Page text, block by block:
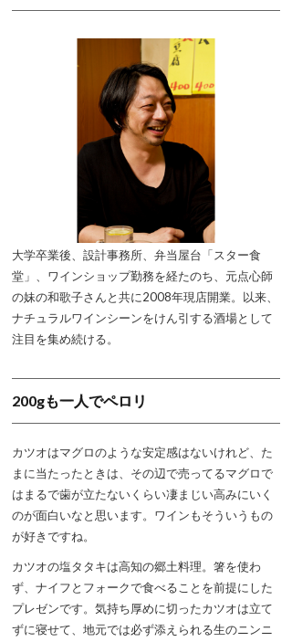
大学卒業後、設計事務所、弁当屋台「スター食
堂」、ワインショップ勤務を経たのち、元点心師
の妹の和歌子さんと共に2008年現店開業。以来、
ナチュラルワインシーンをけん引する酒場として
注目を集め続ける。
200gも一人でペロリ
カツオはマグロのような安定感はないけれど、た
まに当たったときは、その辺で売ってるマグロで
はまるで歯が立たないくらい凄まじい高みにいく
のが面白いなと思います。ワインもそういうもの
が好きですね。
カツオの塩タタキは高知の郷土料理。箸を使わ
ず、ナイフとフォークで食べることを前提にした
プレゼンです。気持ち厚めに切ったカツオは立て
ずに寝せて、地元では必ず添えられる生のニンニ